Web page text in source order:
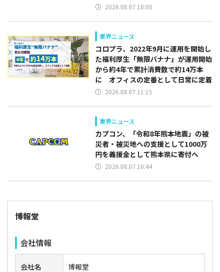
2026.08.07 18:00
業界ニュース
コロプラ、2022年9月に運用を開始し
た福利厚生「無限バナナ」が運用開始
から約4年で累計消費数で約14万本
に オフィスの定番として日常に定着
2026.08.07 11:15
業界ニュース
カプコン、「令和8年熊本地震」の被
災者・被災地への支援として1000万
円を義援金として熊本県に寄付へ
2026.08.07 10:44
博報堂
会社情報
会社名 博報堂